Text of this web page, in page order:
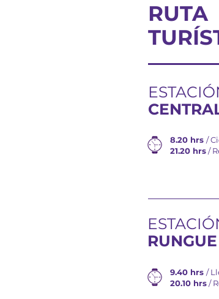
RUTA
8.20 hrs /
21.20 hrs/
RUNGUE
9.40 hrs /
20.10 hrs/